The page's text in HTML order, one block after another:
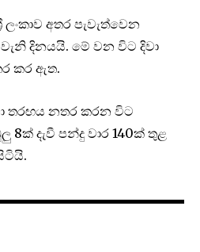
ලංකාව අතර පැවැත්වෙන
දිනයයි. මේ වන විට දිවා
කර ඇත.
තරඟය නතර කරන විට
දැවී පන්දු වාර 140ක් තුළ